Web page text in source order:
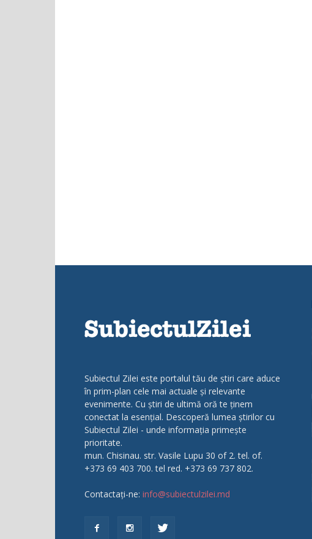
Subiectul Zilei este portalul tău de știri care aduce
în prim-plan cele mai actuale și relevante
evenimente. Cu știri de ultimă oră te ținem
conectat la esențial. Descoperă lumea știrilor cu
Subiectul Zilei - unde informația primește
prioritate.
mun. Chisinau. str. Vasile Lupu 30 of 2. tel. of.
+373 69 403 700. tel red. +373 69 737 802.
Contactați-ne: info@subiectulzilei.md